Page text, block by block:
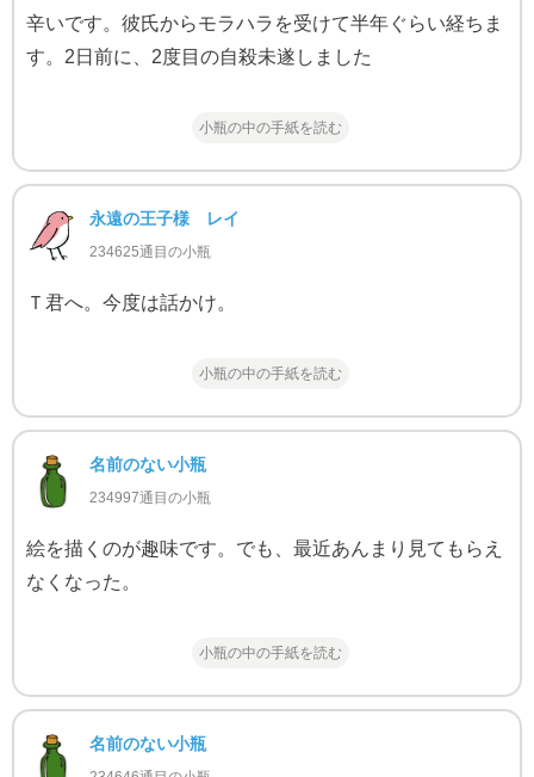
辛いです。彼氏からモラハラを受けて半年ぐらい経ちま
す。2日前に、2度目の自殺未遂しました
小瓶の中の手紙を読む
永遠の王子様 レイ
234625通目の小瓶
Ｔ君へ。今度は話かけ。
小瓶の中の手紙を読む
名前のない小瓶
234997通目の小瓶
絵を描くのが趣味です。でも、最近あんまり見てもらえ
なくなった。
小瓶の中の手紙を読む
名前のない小瓶